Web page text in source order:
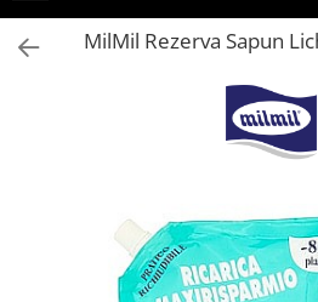
EYFEL
EYFEL Odorizant Auto 10 ml
EYFEL Odorizant Camera cu
EYFEL Spray Odorizant 400 ml
LORIS Odorizant cu Betisoare 120
Detergent Rufe
MilMil Rezerva Sapun